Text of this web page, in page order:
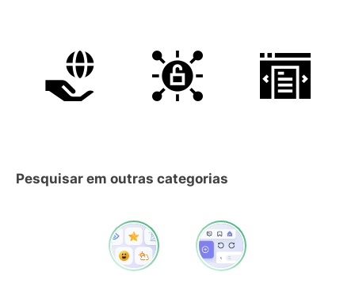
Pesquisar em outras categorias